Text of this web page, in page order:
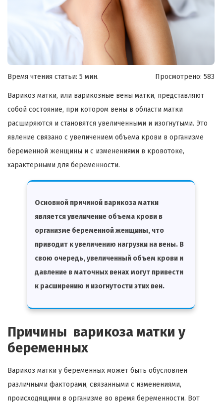
Время чтения статьи: 5 мин. Просмотрено: 583
Варикоз матки, или варикозные вены матки, представляют
собой состояние, при котором вены в области матки
расширяются и становятся увеличенными и изогнутыми. Это
явление связано с увеличением объема крови в организме
беременной женщины и с изменениями в кровотоке,
характерными для беременности.
Основной причиной варикоза матки
является увеличение объема крови в
организме беременной женщины, что
приводит к увеличению нагрузки на вены. В
свою очередь, увеличенный объем крови и
давление в маточных венах могут привести
к расширению и изогнутости этих вен.
Причины варикоза матки у
беременных
Варикоз матки у беременных может быть обусловлен
различными факторами, связанными с изменениями,
происходящими в организме во время беременности. Вот